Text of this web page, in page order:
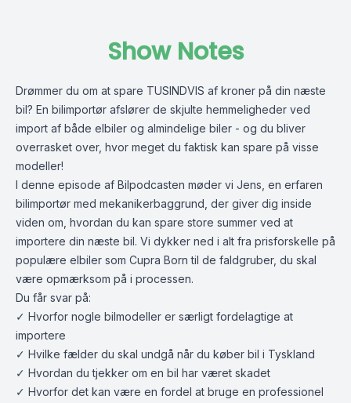
Show Notes
Drømmer du om at spare TUSINDVIS af kroner på din næste
bil? En bilimportør afslører de skjulte hemmeligheder ved
import af både elbiler og almindelige biler - og du bliver
overrasket over, hvor meget du faktisk kan spare på visse
modeller!
I denne episode af Bilpodcasten møder vi Jens, en erfaren
bilimportør med mekanikerbaggrund, der giver dig inside
viden om, hvordan du kan spare store summer ved at
importere din næste bil. Vi dykker ned i alt fra prisforskelle på
populære elbiler som Cupra Born til de faldgruber, du skal
være opmærksom på i processen.
Du får svar på:
✓ Hvorfor nogle bilmodeller er særligt fordelagtige at
importere
✓ Hvilke fælder du skal undgå når du køber bil i Tyskland
✓ Hvordan du tjekker om en bil har været skadet
✓ Hvorfor det kan være en fordel at bruge en professionel